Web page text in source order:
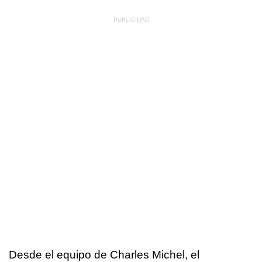
Desde el equipo de Charles Michel, el